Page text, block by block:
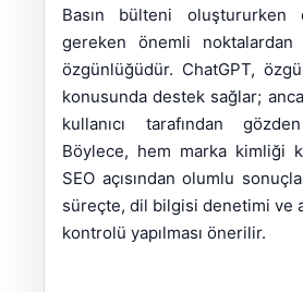
Basın bülteni oluştururken
gereken önemli
özgünlüğüdür. ChatGPT,
konusunda destek sağlar;
kullanıcı tarafından
Böylece, hem marka kimliği
SEO açısından olumlu
süreçte, dil bilgisi denetimi ve
kontrolü yapılması önerilir.